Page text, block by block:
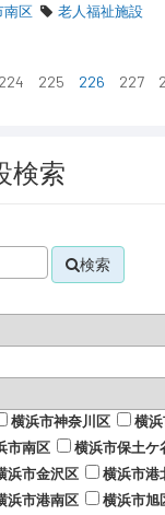
南区
老人福祉施設
224 225 226 227
検索
検索
横浜市神奈川区
横
市南区
横浜市保土ケ
浜市金沢区
横浜市港
浜市港南区 横浜市旭